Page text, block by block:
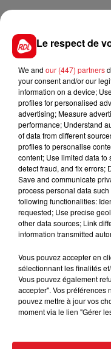
Martine Aubry, la
places
lance un appel à la
demander
Le respect de
We and our (447) partners
your consent and/or our
information on a device;
profiles for personalised
advertising; Measure
performance; Understand
of data from different
profiles to personalise
content; Use limited data to
detect fraud, and fix errors;
Save and communicate
process personal data
following functionalities:
requested; Use precise
other data sources; Link
information transmitted
Vous pouvez accepter en
sélectionnant les finalités
Vous pouvez également
accepter". Vos préférences
pouvez mettre à jour vos
moment via le lien "Gérer